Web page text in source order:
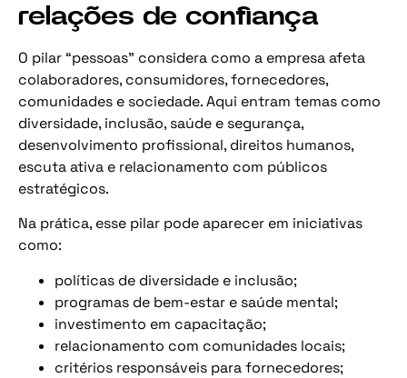
relações de confiança
O pilar “pessoas” considera como a empresa afeta
colaboradores, consumidores, fornecedores,
comunidades e sociedade. Aqui entram temas como
diversidade, inclusão, saúde e segurança,
desenvolvimento profissional, direitos humanos,
escuta ativa e relacionamento com públicos
estratégicos.
Na prática, esse pilar pode aparecer em iniciativas
como:
políticas de diversidade e inclusão;
programas de bem-estar e saúde mental;
investimento em capacitação;
relacionamento com comunidades locais;
critérios responsáveis para fornecedores;